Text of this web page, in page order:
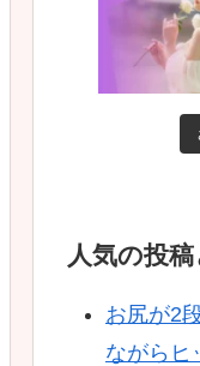
人気の投
お尻が2
ながらヒ